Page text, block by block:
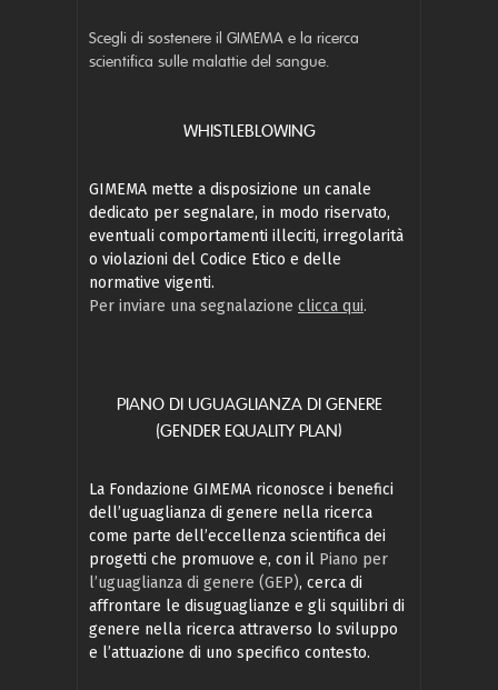
Scegli di sostenere il GIMEMA e la ricerca
scientifica sulle malattie del sangue.
WHISTLEBLOWING
GIMEMA mette a disposizione un canale
dedicato per segnalare, in modo riservato,
eventuali comportamenti illeciti, irregolarità
o violazioni del Codice Etico e delle
normative vigenti.
Per inviare una segnalazione clicca qui.
PIANO DI UGUAGLIANZA DI GENERE
(GENDER EQUALITY PLAN)
La Fondazione GIMEMA riconosce i benefici
dell’uguaglianza di genere nella ricerca
come parte dell’eccellenza scientifica dei
progetti che promuove e, con il Piano per
l’uguaglianza di genere (GEP), cerca di
affrontare le disuguaglianze e gli squilibri di
genere nella ricerca attraverso lo sviluppo
e l’attuazione di uno specifico contesto.